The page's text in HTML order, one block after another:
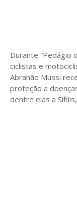
Durante “Pedágio
ciclistas e
Abrahão Mussi
proteção a
dentre elas a